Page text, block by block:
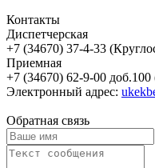
Контакты
Диспетчерская
+7 (34670) 37-4-33
Приемная
+7 (34670) 62-9-00
Электронный адрес:
Обратная связь